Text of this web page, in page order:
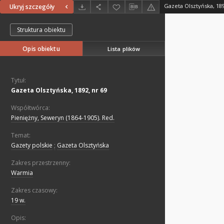
Ukryj szczegóły Gazeta Olsztyńska,
Struktura obiektu
Opis obiektu Lista plików
Tytuł:
Gazeta Olsztyńska, 1892, nr 69
Współtwórca:
Pieniężny, Seweryn (1864-1905). Red.
Temat:
Gazety polskie ; Gazeta Olsztyńska
Zakres przestrzenny:
Warmia
Zakres czasowy:
19 w.
Opis: